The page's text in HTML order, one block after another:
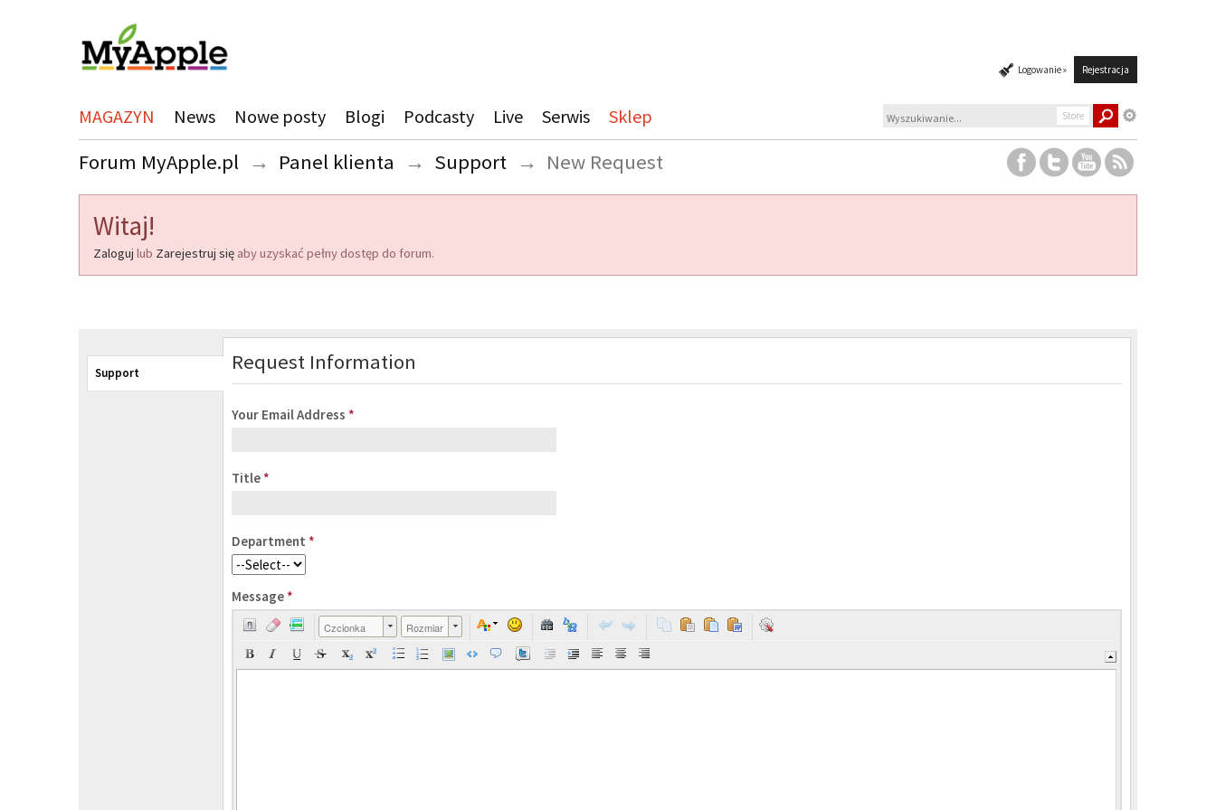
Logowanie » Rejestracja
MAGAZYN News Nowe posty Blogi Podcasty Live Serwis Sklep Store
Forum MyApple.pl → Panel klienta → Support → New Request
Witaj!
Zaloguj lub Zarejestruj się aby uzyskać pełny dostęp do forum.
Support Request Information
Your Email Address *
Title *
Department *
Message *
Czcionka Rozmiar